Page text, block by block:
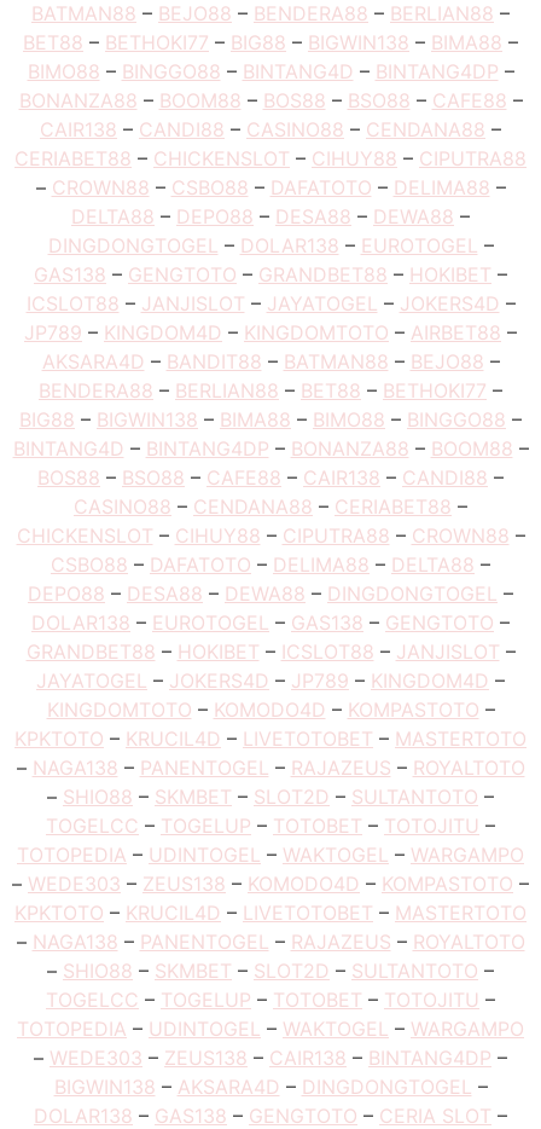
BATMAN88 – BEJO88 – BENDERA88 – BERLIAN88 –
BET88 – BETHOKI77 – BIG88 – BIGWIN138 – BIMA88 –
BIMO88 – BINGGO88 – BINTANG4D – BINTANG4DP –
BONANZA88 – BOOM88 – BOS88 – BSO88 – CAFE88 –
CAIR138 – CANDI88 – CASINO88 – CENDANA88 –
CERIABET88 – CHICKENSLOT – CIHUY88 – CIPUTRA88
– CROWN88 – CSBO88 – DAFATOTO – DELIMA88 –
DELTA88 – DEPO88 – DESA88 – DEWA88 –
DINGDONGTOGEL – DOLAR138 – EUROTOGEL –
GAS138 – GENGTOTO – GRANDBET88 – HOKIBET –
ICSLOT88 – JANJISLOT – JAYATOGEL – JOKERS4D –
JP789 – KINGDOM4D – KINGDOMTOTO – AIRBET88 –
AKSARA4D – BANDIT88 – BATMAN88 – BEJO88 –
BENDERA88 – BERLIAN88 – BET88 – BETHOKI77 –
BIG88 – BIGWIN138 – BIMA88 – BIMO88 – BINGGO88 –
BINTANG4D – BINTANG4DP – BONANZA88 – BOOM88 –
BOS88 – BSO88 – CAFE88 – CAIR138 – CANDI88 –
CASINO88 – CENDANA88 – CERIABET88 –
CHICKENSLOT – CIHUY88 – CIPUTRA88 – CROWN88 –
CSBO88 – DAFATOTO – DELIMA88 – DELTA88 –
DEPO88 – DESA88 – DEWA88 – DINGDONGTOGEL –
DOLAR138 – EUROTOGEL – GAS138 – GENGTOTO –
GRANDBET88 – HOKIBET – ICSLOT88 – JANJISLOT –
JAYATOGEL – JOKERS4D – JP789 – KINGDOM4D –
KINGDOMTOTO – KOMODO4D – KOMPASTOTO –
KPKTOTO – KRUCIL4D – LIVETOTOBET – MASTERTOTO
– NAGA138 – PANENTOGEL – RAJAZEUS – ROYALTOTO
– SHIO88 – SKMBET – SLOT2D – SULTANTOTO –
TOGELCC – TOGELUP – TOTOBET – TOTOJITU –
TOTOPEDIA – UDINTOGEL – WAKTOGEL – WARGAMPO
– WEDE303 – ZEUS138 – KOMODO4D – KOMPASTOTO –
KPKTOTO – KRUCIL4D – LIVETOTOBET – MASTERTOTO
– NAGA138 – PANENTOGEL – RAJAZEUS – ROYALTOTO
– SHIO88 – SKMBET – SLOT2D – SULTANTOTO –
TOGELCC – TOGELUP – TOTOBET – TOTOJITU –
TOTOPEDIA – UDINTOGEL – WAKTOGEL – WARGAMPO
– WEDE303 – ZEUS138 – CAIR138 – BINTANG4DP –
BIGWIN138 – AKSARA4D – DINGDONGTOGEL –
DOLAR138 – GAS138 – GENGTOTO – CERIA SLOT –